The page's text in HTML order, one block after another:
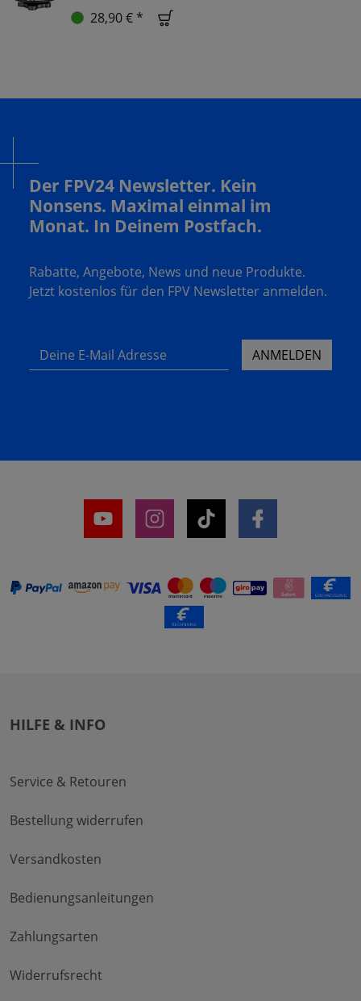
28,90 € *
Der FPV24 Newsletter. Kein
Nonsens. Maximal einmal im
Monat. In Deinem Postfach.
Rabatte, Angebote, News und neue Produkte.
Jetzt kostenlos für den FPV Newsletter anmelden.
Deine E-Mail Adresse ANMELDEN
HILFE & INFO
Service & Retouren
Bestellung widerrufen
Versandkosten
Bedienungsanleitungen
Zahlungsarten
Widerrufsrecht